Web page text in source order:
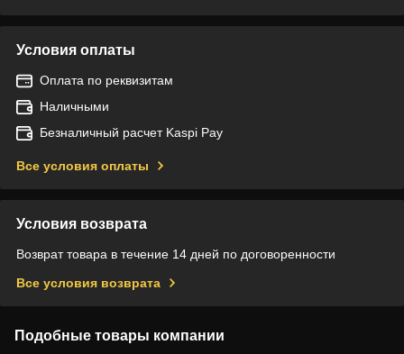
Условия оплаты
Оплата по реквизитам
Наличными
Безналичный расчет Kaspi Pay
Все условия оплаты
Условия возврата
Возврат товара в течение 14 дней по договоренности
Все условия возврата
Подобные товары компании